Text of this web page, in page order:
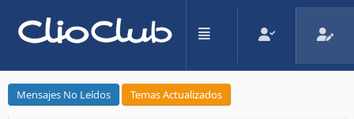
Mensajes No Leídos Temas Actualizados